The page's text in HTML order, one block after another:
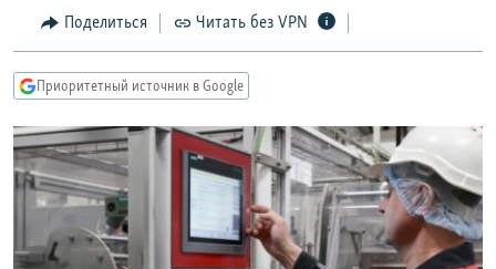
Вернутся
поиску
КАВКАЗ.РЕАЛИИ
СИБИРЬ.РЕАЛИИ
РАСПИСАНИЕ ВЕЩАНИЯ
ПОДПИШИТЕСЬ НА РАССЫЛКУ
СОЦИАЛЬНЫЕ СЕТИ
Поделиться Читать без VPN
Приоритетный источник в Google